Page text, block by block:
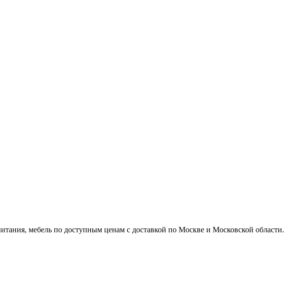
мебель по доступным ценам с доставкой по Москве и Московской области.